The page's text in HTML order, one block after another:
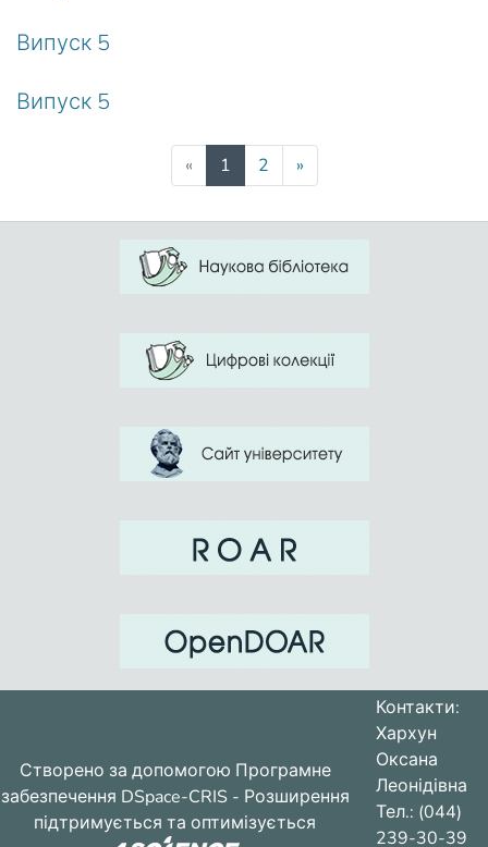
Випуск 5
Випуск 5
« 1(current)
2 »
Створено за допомогою Програмне
забезпечення DSpace-CRIS - Розширення
підтримується та оптимізується
Контакти:
Хархун
Оксана
Леонідівна
Тел.: (044)
239-30-39